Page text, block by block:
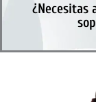
¿Necesitas